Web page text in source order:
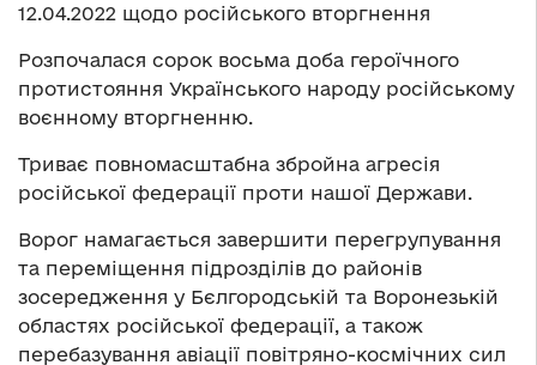
12.04.2022 щодо російського вторгнення
Розпочалася сорок восьма доба героїчного
протистояння Українського народу російському
воєнному вторгненню.
Триває повномасштабна збройна агресія
російської федерації проти нашої Держави.
Ворог намагається завершити перегрупування
та переміщення підрозділів до районів
зосередження у Бєлгородській та Воронезькій
областях російської федерації, а також
перебазування авіації повітряно-космічних сил